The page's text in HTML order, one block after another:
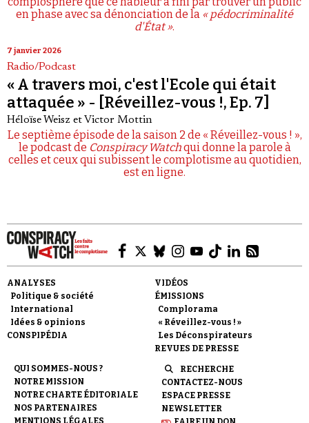
en phase avec sa dénonciation de la « pédocriminalité
d'État ».
7 janvier 2026
Radio/Podcast
« A travers moi, c'est l'Ecole qui était
attaquée » - [Réveillez-vous !, Ep. 7]
Héloïse Weisz et Victor Mottin
Le septième épisode de la saison 2 de « Réveillez-vous ! »,
le podcast de Conspiracy Watchqui donne la parole à
celles et ceux qui subissent le complotisme au quotidien,
est en ligne.
ANALYSES
Politique & société
International
Idées & opinions
CONSPIPÉDIA
VIDÉOS
ÉMISSIONS
Complorama
« Réveillez-vous ! »
Les Déconspirateurs
REVUES DE PRESSE
QUI SOMMES-NOUS ?
NOTRE MISSION
NOTRE CHARTE ÉDITORIALE
NOS PARTENAIRES
MENTIONS LÉGALES
RECHERCHE
CONTACTEZ-NOUS
ESPACE PRESSE
NEWSLETTER